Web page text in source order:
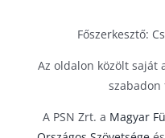
Főszerkesztő:
Az oldalon közölt saját
szabadon
A PSN Zrt. a Magyar